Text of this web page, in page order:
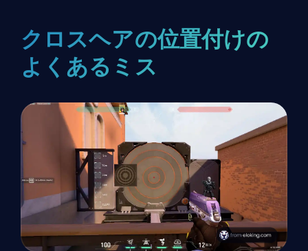
クロスヘアの位置付けの
よくあるミス